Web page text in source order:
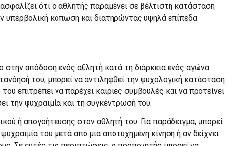
ότι ο αθλητής παραμένει σε βέλτιστη κατάσταση
υπερβολική κόπωση και διατηρώντας υψηλά επίπεδα
στην απόδοση ενός αθλητή κατά τη διάρκεια ενός αγώνα
του, μπορεί να αντιληφθεί την ψυχολογική κατάσταση
επιτρέπει να παρέχει καίριες συμβουλές και να προτείνει
την ψυχραιμία και τη συγκέντρωσή του.
ή απογοήτευσης στον αθλητή του. Για παράδειγμα, μπορεί
του μετά από μια αποτυχημένη κίνηση ή αν δείχνει